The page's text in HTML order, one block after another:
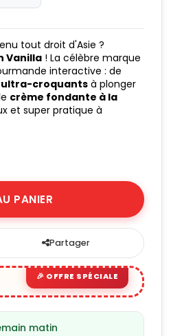
tout droit d'Asie ?
Vanilla ! La célèbre marque
interactive : de
ultra-croquantsà plonger
crème fondante à la
et super pratique à
PANIER
Partager
matin